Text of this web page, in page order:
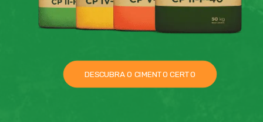
DESCUBRA O CIMENTO CERTO